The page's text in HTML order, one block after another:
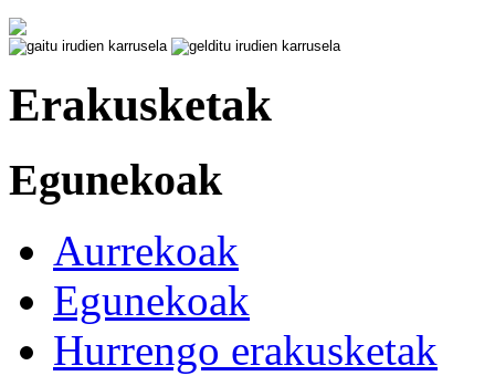
Erakusketak
Egunekoak
Aurrekoak
Egunekoak
Hurrengo erakusketak